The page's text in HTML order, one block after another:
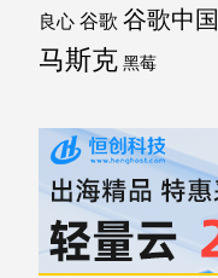
良心 谷歌 谷歌中国
马斯克 黑莓